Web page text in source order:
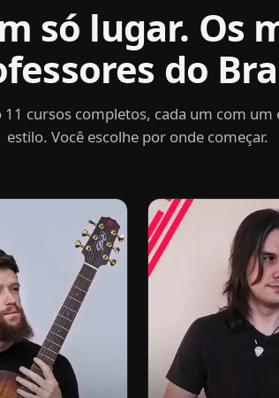
só lugar. Os
do
11 cursos completos, cada um com
estilo. Você escolhe por onde começar.